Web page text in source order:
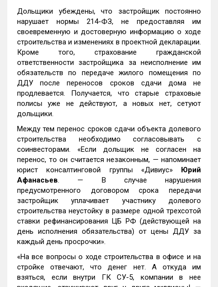
Дольщики убеждены, что застройщик постоянно
нарушает нормы 214-ФЗ, не предоставляя им
своевременную и достоверную информацию о ходе
строительства и изменениях в проектной декларации.
Кроме того, страхование гражданской
ответственности застройщика за неисполнение им
обязательств по передаче жилого помещения по
ДДУ после переносов сроков сдачи дома не
продлевается. Получается, что старые страховые
полисы уже не действуют, а новых нет, сетуют
дольщики.
Между тем перенос сроков сдачи объекта долевого
строительства необходимо согласовывать с
соинвесторами. «Если дольщик не согласен на
перенос, то он считается незаконным, — напоминает
юрист консалтинговой группы «Дивиус» Юрий
Афанасьев. — В случае нарушения
предусмотренного договором срока передачи
застройщик уплачивает участнику долевого
строительства неустойку в размере одной трехсотой
ставки рефинансирования ЦБ РФ (действующей на
день исполнения обязательства) от цены ДДУ за
каждый день просрочки».
«На все вопросы о ходе строительства в офисе и на
стройке отвечают, что денег нет. А откуда им
взяться, если внутри ГК СУ-5, компании в нее